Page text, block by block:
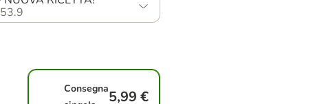
Consegna5,99 €